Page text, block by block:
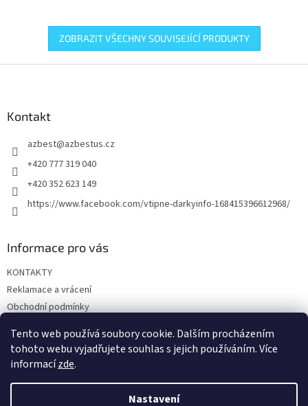
Tento web používá soubory cookie. Dalším procházením
tohoto webu vyjadřujete souhlas s jejich používáním. Více
informacízde.
Nastavení
ZOBRAZIT VŠECHNY SOUVISEJÍCÍ PRODUKTY
Kontakt
azbest@azbestus.cz
+420 777 319 040
+420 352 623 149
https://www.facebook.com/vtipne-darkyinfo-168415396612968/
Informace pro vás
KONTAKTY
Reklamace a vrácení
Obchodní podmínky
Doprava a platba
Vytvořil Shoptet